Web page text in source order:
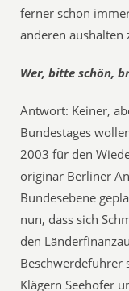
ferner schon
anderen aushalten
Wer, bitte schön,
Antwort: Keiner,
Bundestages
2003 für den
originär Berliner
Bundesebene
nun, dass sich
den
Beschwerdeführer
Klägern Seehofer